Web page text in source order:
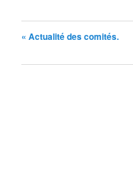
« Actualité des comités.